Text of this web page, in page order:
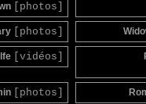
[photos]
[photos]
[vidéos]
[photos]